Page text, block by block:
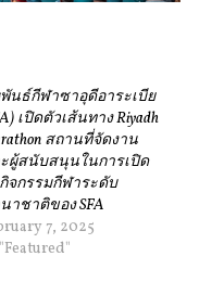
นธ์กีฬาซาอุดีอาระเบีย
เปิดตัวเส้นทาง Riyadh
สถานที่จัดงาน
ผู้สนับสนุนในการเปิด
จกรรมกีฬาระดับ
าชาติของ SFA
7, 2025